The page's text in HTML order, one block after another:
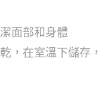
面部和身體
，在室溫下儲存，